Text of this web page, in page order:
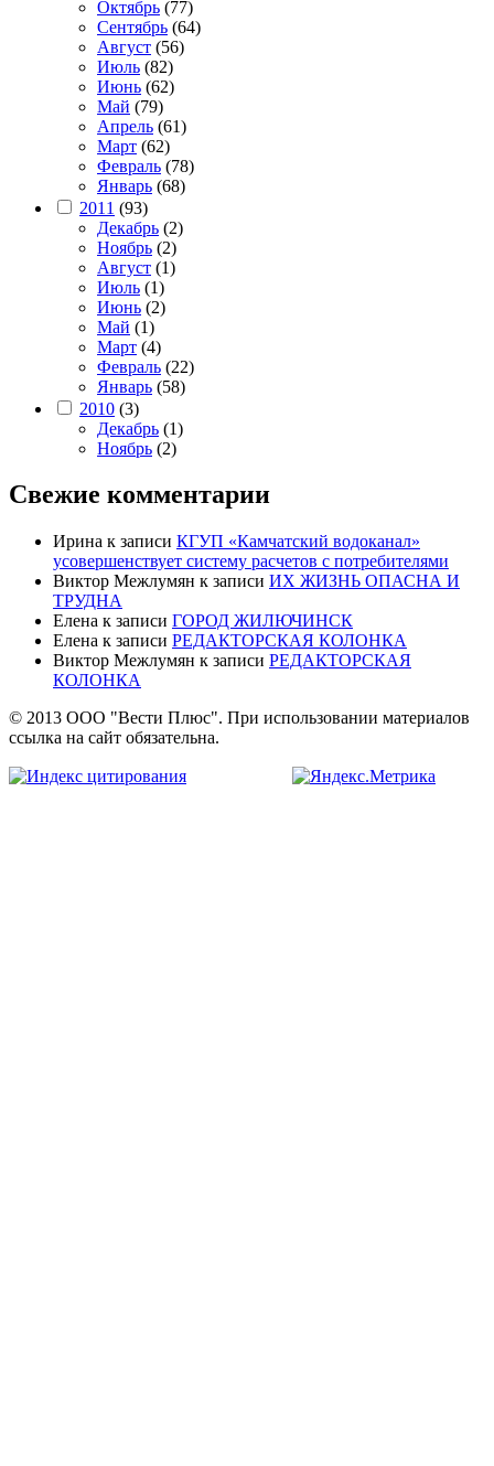
Октябрь (77)
Сентябрь (64)
Август (56)
Июль (82)
Июнь (62)
Май (79)
Апрель (61)
Март (62)
Февраль (78)
Январь (68)
2011 (93)
Декабрь (2)
Ноябрь (2)
Август (1)
Июль (1)
Июнь (2)
Май (1)
Март (4)
Февраль (22)
Январь (58)
2010 (3)
Декабрь (1)
Ноябрь (2)
Свежие комментарии
Ирина к записи КГУП «Камчатский водоканал»
усовершенствует систему расчетов с потребителями
Виктор Межлумян к записи ИХ ЖИЗНЬ ОПАСНА И
ТРУДНА
Елена к записи ГОРОД ЖИЛЮЧИНСК
Елена к записи РЕДАКТОРСКАЯ КОЛОНКА
Виктор Межлумян к записи РЕДАКТОРСКАЯ
КОЛОНКА
© 2013 ООО "Вести Плюс". При использовании материалов
ссылка на сайт обязательна.